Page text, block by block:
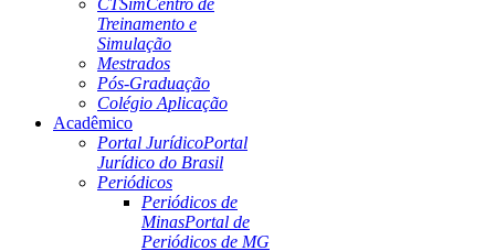
CTSimCentro de
Treinamento e
Simulação
Mestrados
Pós-Graduação
Colégio Aplicação
Acadêmico
Portal JurídicoPortal
Jurídico do Brasil
Periódicos
Periódicos de
MinasPortal de
Periódicos de MG